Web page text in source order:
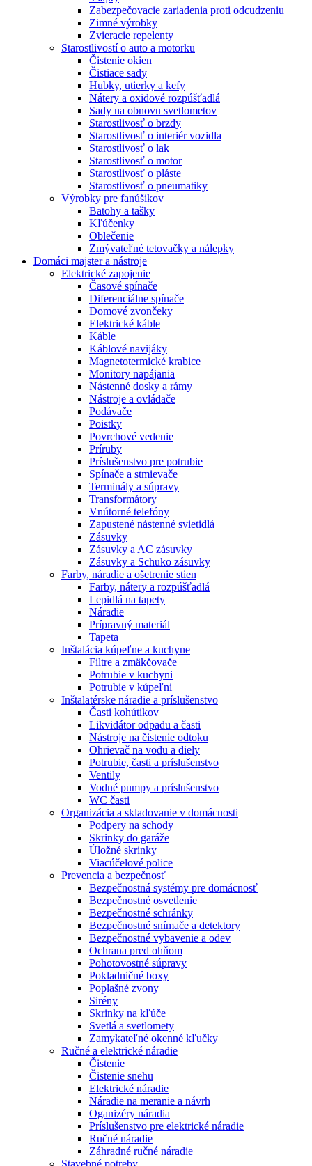
Zabezpečovacie zariadenia proti odcudzeniu
Zimné výrobky
Zvieracie repelenty
Starostlivostí o auto a motorku
Čistenie okien
Čistiace sady
Hubky, utierky a kefy
Nátery a oxidové rozpúšťadlá
Sady na obnovu svetlometov
Starostlivosť o brzdy
Starostlivosť o interiér vozidla
Starostlivosť o lak
Starostlivosť o motor
Starostlivosť o pláste
Starostlivosť o pneumatiky
Výrobky pre fanúšikov
Batohy a tašky
Kľúčenky
Oblečenie
Zmývateľné tetovačky a nálepky
Domáci majster a nástroje
Elektrické zapojenie
Časové spínače
Diferenciálne spínače
Domové zvončeky
Elektrické káble
Káble
Káblové navijáky
Magnetotermické krabice
Monitory napájania
Nástenné dosky a rámy
Nástroje a ovládače
Podávače
Poistky
Povrchové vedenie
Príruby
Príslušenstvo pre potrubie
Spínače a stmievače
Terminály a súpravy
Transformátory
Vnútorné telefóny
Zapustené nástenné svietidlá
Zásuvky
Zásuvky a AC zásuvky
Zásuvky a Schuko zásuvky
Farby, náradie a ošetrenie stien
Farby, nátery a rozpúšťadlá
Lepidlá na tapety
Náradie
Prípravný materiál
Tapeta
Inštalácia kúpeľne a kuchyne
Filtre a zmäkčovače
Potrubie v kuchyni
Potrubie v kúpeľni
Inštalatérske náradie a príslušenstvo
Časti kohútikov
Likvidátor odpadu a časti
Nástroje na čistenie odtoku
Ohrievač na vodu a diely
Potrubie, časti a príslušenstvo
Ventily
Vodné pumpy a príslušenstvo
WC časti
Organizácia a skladovanie v domácnosti
Podpery na schody
Skrinky do garáže
Úložné skrinky
Viacúčelové police
Prevencia a bezpečnosť
Bezpečnostná systémy pre domácnosť
Bezpečnostné osvetlenie
Bezpečnostné schránky
Bezpečnostné snímače a detektory
Bezpečnostné vybavenie a odev
Ochrana pred ohňom
Pohotovostné súpravy
Pokladničné boxy
Poplašné zvony
Sirény
Skrinky na kľúče
Svetlá a svetlomety
Zamykateľné okenné kľučky
Ručné a elektrické náradie
Čistenie
Čistenie snehu
Elektrické náradie
Náradie na meranie a návrh
Oganizéry náradia
Príslušenstvo pre elektrické náradie
Ručné náradie
Záhradné ručné náradie
Stavebné potreby